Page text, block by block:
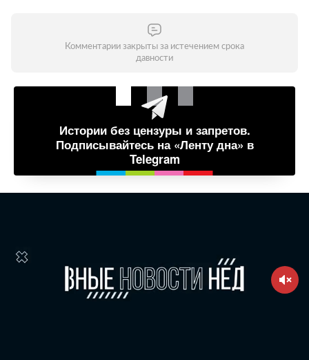
Комментарии закрыты за истечением срока
давности
Истории без цензуры и запретов.
Подписывайтесь на «Ленту дна» в
Telegram